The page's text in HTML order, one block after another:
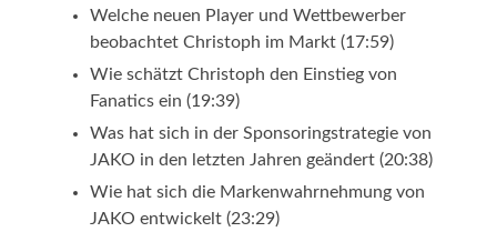
Welche neuen Player und Wettbewerber
beobachtet Christoph im Markt (17:59)
Wie schätzt Christoph den Einstieg von
Fanatics ein (19:39)
Was hat sich in der Sponsoringstrategie von
JAKO in den letzten Jahren geändert (20:38)
Wie hat sich die Markenwahrnehmung von
JAKO entwickelt (23:29)